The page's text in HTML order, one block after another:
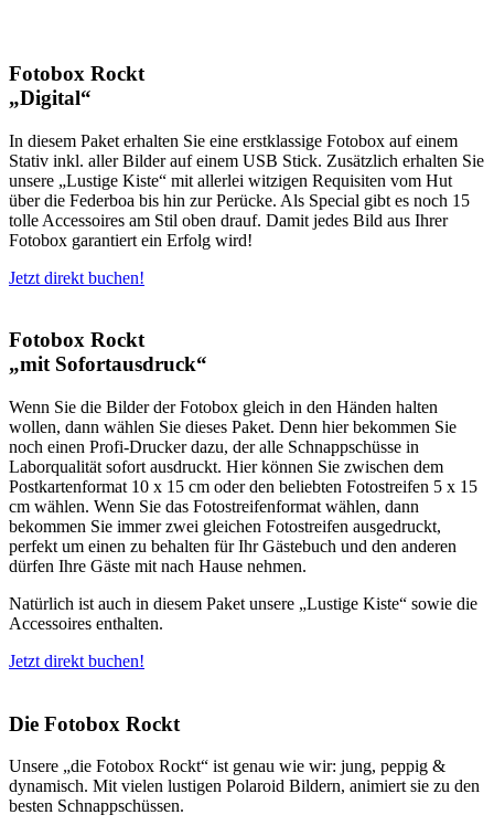
Fotobox Rockt
„Digital“
In diesem Paket erhalten Sie eine erstklassige Fotobox auf einem
Stativ inkl. aller Bilder auf einem USB Stick. Zusätzlich erhalten Sie
unsere „Lustige Kiste“ mit allerlei witzigen Requisiten vom Hut
über die Federboa bis hin zur Perücke. Als Special gibt es noch 15
tolle Accessoires am Stil oben drauf. Damit jedes Bild aus Ihrer
Fotobox garantiert ein Erfolg wird!
Jetzt direkt buchen!
Fotobox Rockt
„mit Sofortausdruck“
Wenn Sie die Bilder der Fotobox gleich in den Händen halten
wollen, dann wählen Sie dieses Paket. Denn hier bekommen Sie
noch einen Profi-Drucker dazu, der alle Schnappschüsse in
Laborqualität sofort ausdruckt. Hier können Sie zwischen dem
Postkartenformat 10 x 15 cm oder den beliebten Fotostreifen 5 x 15
cm wählen. Wenn Sie das Fotostreifenformat wählen, dann
bekommen Sie immer zwei gleichen Fotostreifen ausgedruckt,
perfekt um einen zu behalten für Ihr Gästebuch und den anderen
dürfen Ihre Gäste mit nach Hause nehmen.
Natürlich ist auch in diesem Paket unsere „Lustige Kiste“ sowie die
Accessoires enthalten.
Jetzt direkt buchen!
Die Fotobox Rockt
Unsere „die Fotobox Rockt“ ist genau wie wir: jung, peppig &
dynamisch. Mit vielen lustigen Polaroid Bildern, animiert sie zu den
besten Schnappschüssen.